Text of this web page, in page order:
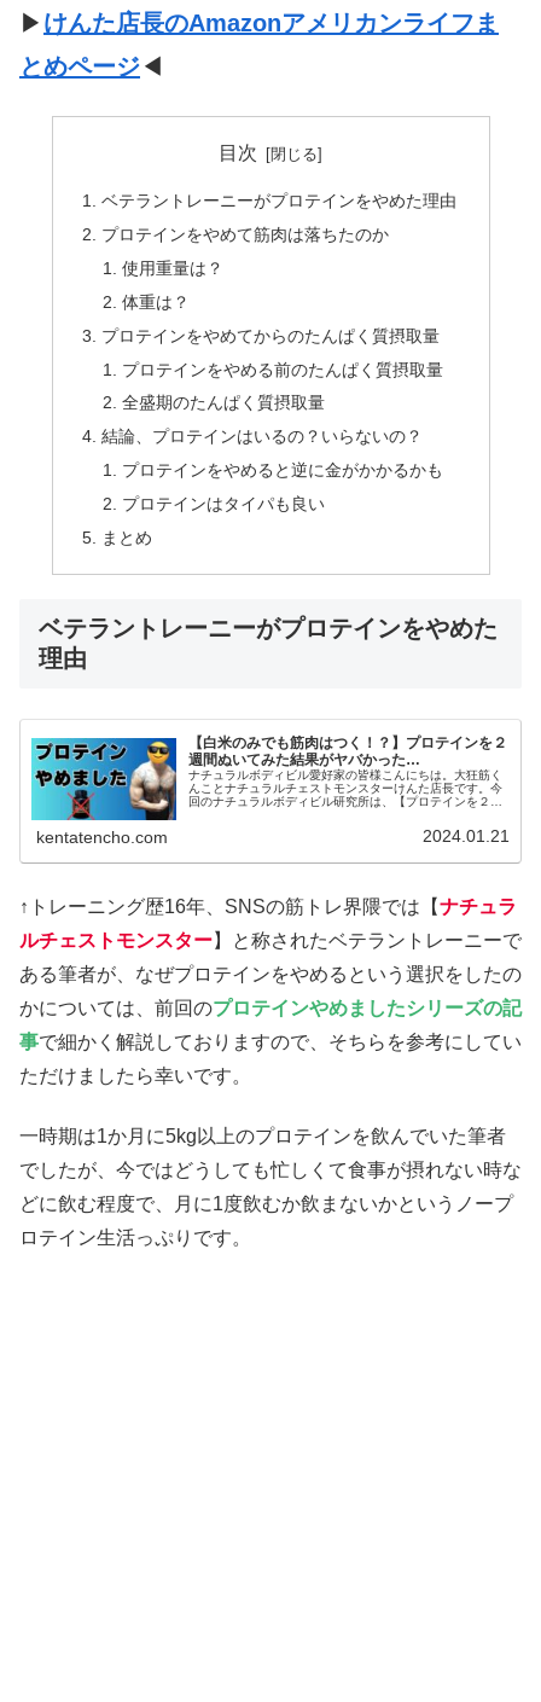
▶ けんた店長のAmazonアメリカンライフま
とめページ◀
目次
ベテラントレーニーがプロテインをやめた理由
プロテインをやめて筋肉は落ちたのか
使用重量は？
体重は？
プロテインをやめてからのたんぱく質摂取量
プロテインをやめる前のたんぱく質摂取量
全盛期のたんぱく質摂取量
結論、プロテインはいるの？いらないの？
プロテインをやめると逆に金がかかるかも
プロテインはタイパも良い
まとめ
ベテラントレーニーがプロテインをやめた
理由
【白米のみでも筋肉はつく！？】プロテインを２
週間ぬいてみた結果がヤバかった…
ナチュラルボディビル愛好家の皆様こんにちは。大狂筋く
んことナチュラルチェストモンスターけんた店長です。今
回のナチュラルボディビル研究所は、【プロテインを２週
kentatencho.com 2024.01.21
↑トレーニング歴16年、SNSの筋トレ界隈では【ナチュラ
ルチェストモンスター】と称されたベテラントレーニーで
ある筆者が、なぜプロテインをやめるという選択をしたの
かについては、前回のプロテインやめましたシリーズの記
事で細かく解説しておりますので、そちらを参考にしてい
ただけましたら幸いです。
一時期は1か月に5kg以上のプロテインを飲んでいた筆者
でしたが、今ではどうしても忙しくて食事が摂れない時な
どに飲む程度で、月に1度飲むか飲まないかというノープ
ロテイン生活っぷりです。